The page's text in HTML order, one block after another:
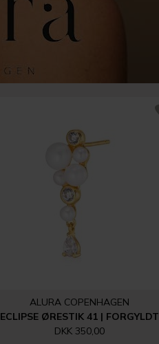
ALURA COPENHAGEN
ECLIPSE ØRESTIK 41 | FORGYLDT
DKK 350,00